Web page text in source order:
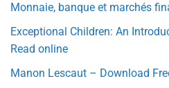
Monnaie, banque et marchés
Exceptional Children: An
Read online
Manon Lescaut – Download